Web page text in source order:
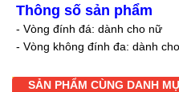
Thông số sản phẩm
- Vòng đính đá: dành cho nữ
- Vòng không đính đa: dành
SẢN PHẨM CÙNG DANH